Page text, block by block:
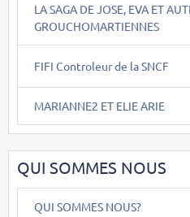
LA SAGA DE JOSE, EVA ET
GROUCHOMARTIENNES
FIFI Controleur de la SNCF
MARIANNE2 ET ELIE ARIE
QUI SOMMES NOUS
QUI SOMMES NOUS?